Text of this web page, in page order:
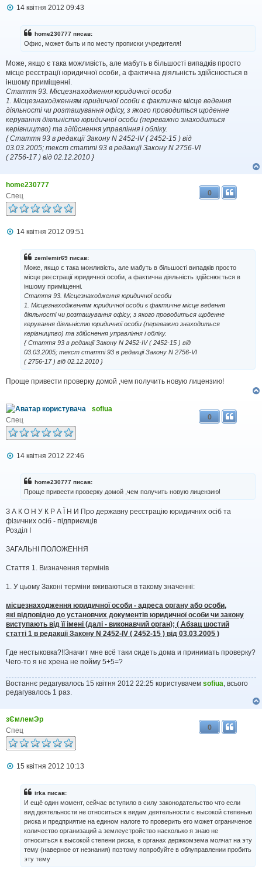
П
л
е
н
н
я
14 квітня 2012 09:43
home230777 писав:
Офис, может быть и по месту прописки учредителя!
Може, якщо є така можливість, але мабуть в більшості випадків просто
місце реєстрації юридичної особи, а фактична діяльність здійснюється в
іншому приміщенні.
Стаття 93. Місцезнаходження юридичної особи
1. Місцезнаходженням юридичної особи є фактичне місце ведення
діяльності чи розташування офісу, з якого проводиться щоденне
керування діяльністю юридичної особи (переважно знаходиться
керівництво) та здійснення управління і обліку.
{ Стаття 93 в редакції Закону N 2452-IV ( 2452-15 ) від
03.03.2005; текст статті 93 в редакції Закону N 2756-VI
( 2756-17 ) від 02.12.2010 }
home230777
Спец
0
П14 квітня 2012 09:51
zemlemir69 писав:
Може, якщо є така можливість, але мабуть в більшості випадків просто
місце реєстрації юридичної особи, а фактична діяльність здійснюється в
іншому приміщенні.
Стаття 93. Місцезнаходження юридичної особи
1. Місцезнаходженням юридичної особи є фактичне місце ведення
діяльності чи розташування офісу, з якого проводиться щоденне
керування діяльністю юридичної особи (переважно знаходиться
керівництво) та здійснення управління і обліку.
{ Стаття 93 в редакції Закону N 2452-IV ( 2452-15 ) від
03.03.2005; текст статті 93 в редакції Закону N 2756-VI
( 2756-17 ) від 02.12.2010 }
Проще привести проверку домой ,чем получить новую лицензию!
sofiua
Спец
0
П
л
е
н
я
14 квітня 2012 22:46
home230777 писав:
Проще привести проверку домой ,чем получить новую лицензию!
З А К О Н У К Р А Ї Н И Про державну реєстрацію юридичних осіб та
фізичних осіб - підприємців
Розділ I
ЗАГАЛЬНІ ПОЛОЖЕННЯ
Стаття 1. Визначення термінів
1. У цьому Законі терміни вживаються в такому значенні:
місцезнаходження юридичної особи - адреса органу або особи,
які відповідно до установчих документів юридичної особи чи закону
виступають від її імені (далі - виконавчий орган); ( Абзац шостий
статті 1 в редакції Закону N 2452-IV ( 2452-15 ) від 03.03.2005 )
Где нестыковка?!!Значит мне всё таки сидеть дома и принимать проверку?
Чего-то я не хрена не пойму 5+5=?
Востаннє редагувалось 15 квітня 2012 22:25 користувачем sofiua, всього
редагувалось 1 раз.
зЄмлемЭр
Спец
0
П15 квітня 2012 10:13
irka писав:
И ещё один момент, сейчас вступило в силу законодательство что если
вид деятельности не относиться к видам деятельности с высокой степенью
риска и предприятие на едином налоге то проверить его может ограниченое
количество организаций а землеустройство насколько я знаю не
относиться к высокой степени риска, в органах держкомзема молчат на эту
тему (наверное от незнания) поэтому попробуйте в облуправлении пробить
эту тему